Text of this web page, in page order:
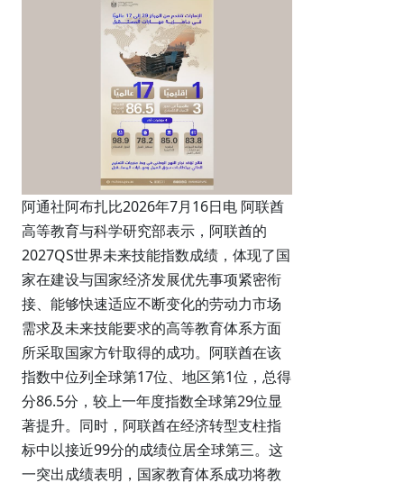
阿通社阿布扎比2026年7月16日电 阿联酋
高等教育与科学研究部表示，阿联酋的
2027QS世界未来技能指数成绩，体现了国
家在建设与国家经济发展优先事项紧密衔
接、能够快速适应不断变化的劳动力市场
需求及未来技能要求的高等教育体系方面
所采取国家方针取得的成功。阿联酋在该
指数中位列全球第17位、地区第1位，总得
分86.5分，较上一年度指数全球第29位显
著提升。同时，阿联酋在经济转型支柱指
标中以接近99分的成绩位居全球第三。这
一突出成绩表明，国家教育体系成功将教